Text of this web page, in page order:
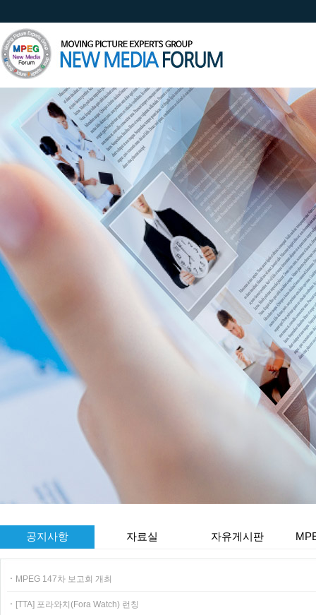
공지사항 자료실 자유게시판
ㆍ MPEG 147차 보고회 개최
ㆍ [TTA] 포라와치(Fora Watch) 런칭